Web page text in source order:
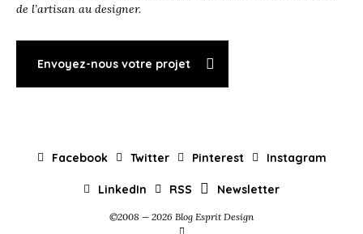
de l’artisan au designer.
Envoyez-nous votre projet
Facebook Twitter Pinterest Instagram
LinkedIn RSS Newsletter
©2008 — 2026 Blog Esprit Design